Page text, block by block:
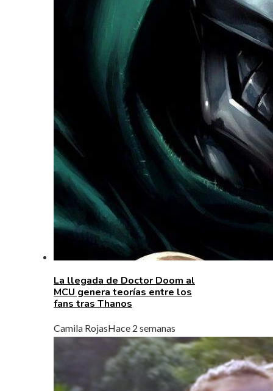
La llegada de Doctor Doom al
MCU genera teorías entre los
fans tras Thanos
Camila RojasHace 2 semanas